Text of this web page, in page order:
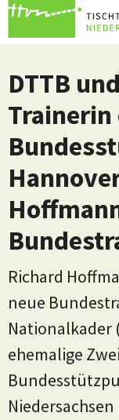
Zum Hauptinhalt
DTTB
Richard
neue
Nationalkader
ehemalige